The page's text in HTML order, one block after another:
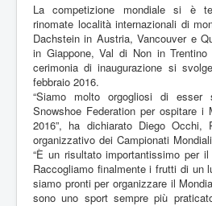
La competizione mondiale si è
rinomate località internazionali di
Dachstein in Austria, Vancouver e
in Giappone, Val di Non in
cerimonia di inaugurazione si
febbraio 2016.
“Siamo molto orgogliosi di
Snowshoe Federation per ospitare i
2016”, ha dichiarato Diego Occhi,
organizzativo dei Campionati
“È un risultato importantissimo per
Raccogliamo finalmente i frutti di un
siamo pronti per organizzare il
sono uno sport sempre più